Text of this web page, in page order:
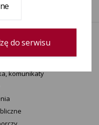
komunikaty
do serwisu